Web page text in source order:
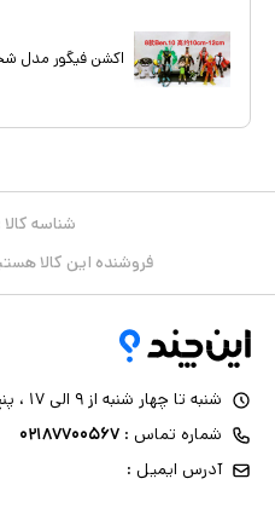
اکشن فیگور مدل
شناسه کالا
فروشنده این کالا
شنبه تا چهار شنبه از ۹ الی ۱۷ ، پنج شنبه ۹ الی ۱۳
شماره تماس : ۰۲۱۸۷۷۰۰۵۶۷
آدرس ایمیل :